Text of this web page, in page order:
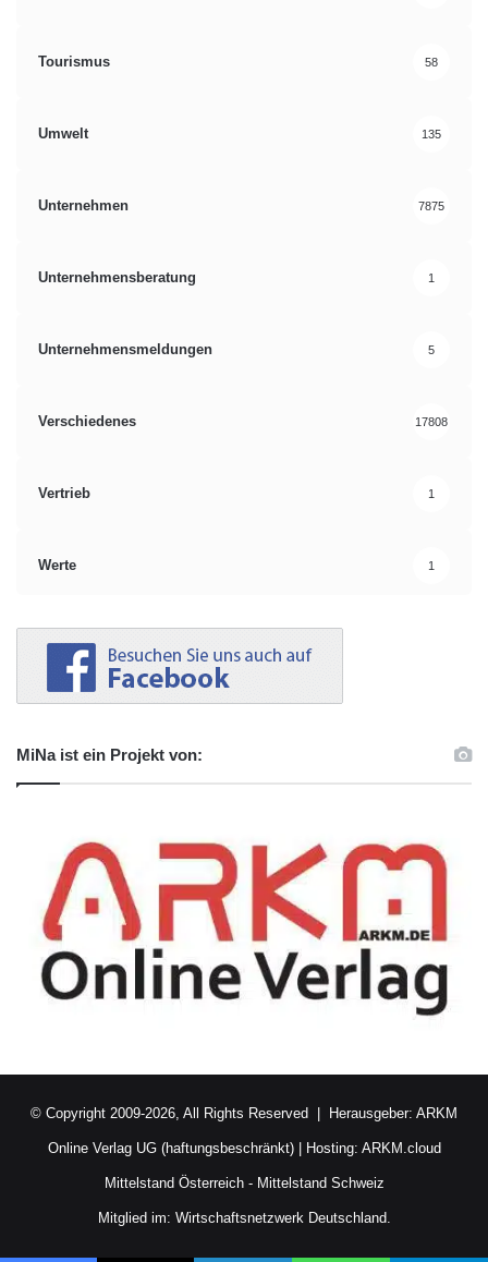
Tourismus 58
Umwelt 135
Unternehmen 7875
Unternehmensberatung 1
Unternehmensmeldungen 5
Verschiedenes 17808
Vertrieb 1
Werte 1
MiNa ist ein Projekt von:
© Copyright 2009-2026, All Rights Reserved | Herausgeber: ARKM
Online Verlag UG (haftungsbeschränkt)| Hosting: ARKM.cloud
Mittelstand Österreich- Mittelstand Schweiz
Mitglied im: Wirtschaftsnetzwerk Deutschland.